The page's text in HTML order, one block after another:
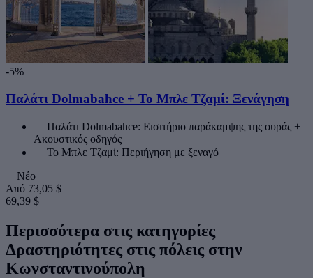
-5%
Παλάτι Dolmabahce + Το Μπλε Τζαμί: Ξενάγηση
Παλάτι Dolmabahce: Εισιτήριο παράκαμψης της ουράς +
Ακουστικός οδηγός
Το Μπλε Τζαμί: Περιήγηση με ξεναγό
Νέο
Από 73,05 $
69,39 $
Περισσότερα στις κατηγορίες
Δραστηριότητες στις πόλεις στην
Κωνσταντινούπολη